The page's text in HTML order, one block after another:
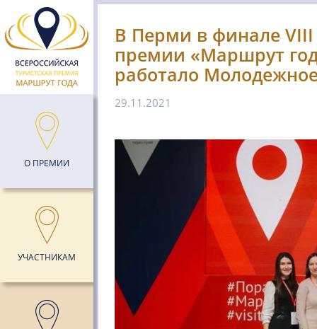
О ПРЕМИИ
УЧАСТНИКАМ
В Перми в финале VIII
премии «Маршрут
работало
29.11.2021